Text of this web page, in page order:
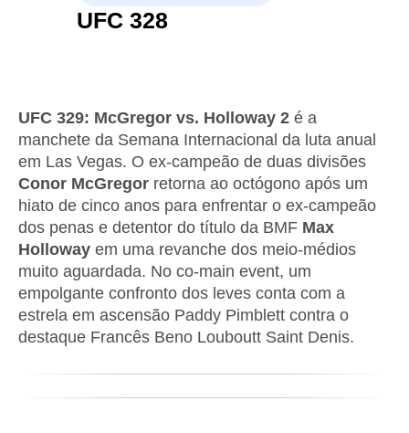
UFC 328
UFC 329: McGregor vs. Holloway 2 é a
manchete da Semana Internacional da luta anual
em Las Vegas. O ex-campeão de duas divisões
Conor McGregor retorna ao octógono após um
hiato de cinco anos para enfrentar o ex-campeão
dos penas e detentor do título da BMF Max
Holloway em uma revanche dos meio-médios
muito aguardada. No co-main event, um
empolgante confronto dos leves conta com a
estrela em ascensão Paddy Pimblett contra o
destaque Francês Beno Louboutt Saint Denis.